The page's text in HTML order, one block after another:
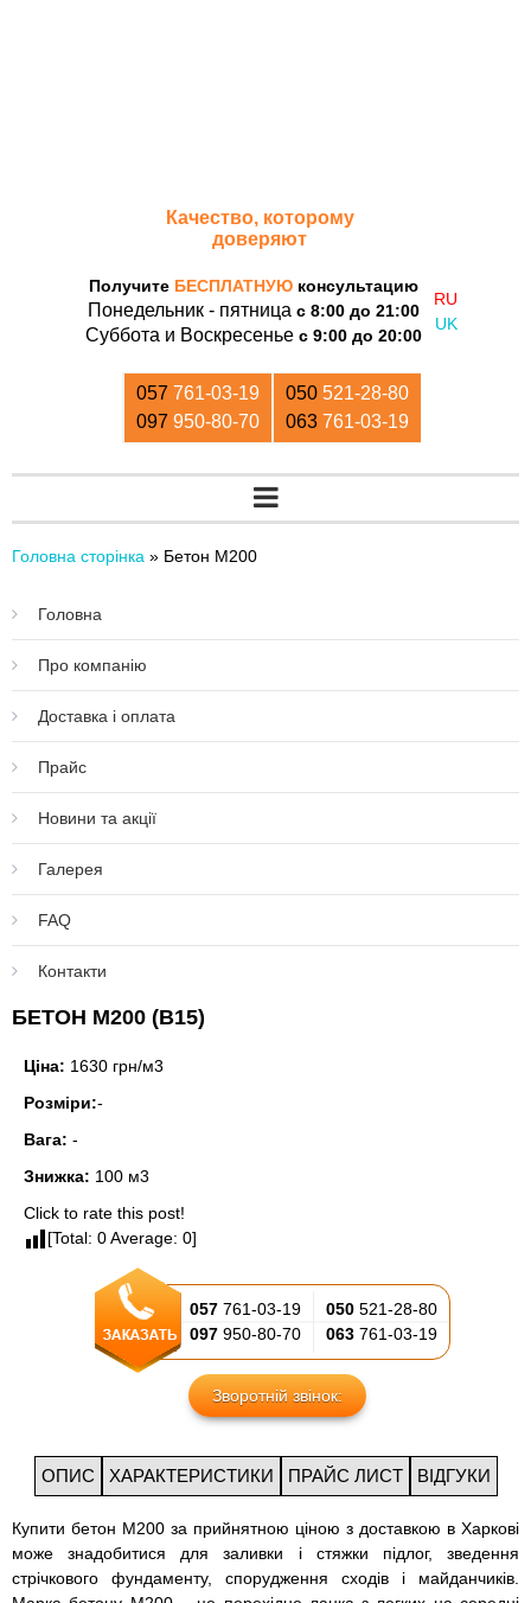
Качество, которому
доверяют
Получите БЕСПЛАТНУЮ консультацию
Понедельник - пятница с 8:00 до 21:00
Суббота и Воскресенье с 9:00 до 20:00
057 761-03-19
097 950-80-70
050 521-28-80
063 761-03-19
Головна сторінка » Бетон М200
Головна
Про компанію
Доставка і оплата
Прайс
Новини та акції
Галерея
FAQ
Контакти
БЕТОН М200 (В15)
Ціна: 1630 грн/м3
Розміри:-
Вага: -
Знижка: 100 м3
Click to rate this post!
[Total: 0Average: 0]
057761-03-19
097950-80-70
050521-28-80
063761-03-19
Зворотній звінок:
ОПИС ХАРАКТЕРИСТИКИ ПРАЙС ЛИСТ ВІДГУКИ
Купити бетон М200 за прийнятною ціною з доставкою в Харкові
може знадобитися для заливки і стяжки підлог, зведення
стрічкового фундаменту, спорудження сходів і майданчиків.